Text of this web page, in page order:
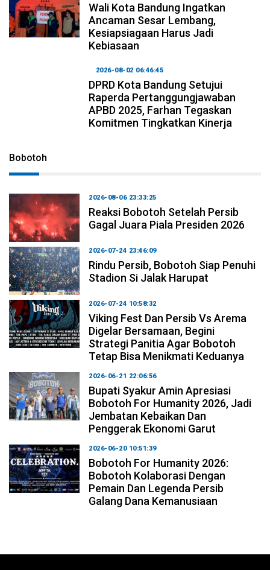
Wali Kota Bandung Ingatkan
Ancaman Sesar Lembang,
Kesiapsiagaan Harus Jadi
Kebiasaan
2026-08-02 06:46:45
DPRD Kota Bandung Setujui
Raperda Pertanggungjawaban
APBD 2025, Farhan Tegaskan
Komitmen Tingkatkan Kinerja
Bobotoh
2026-08-06 23:33:25
Reaksi Bobotoh Setelah Persib
Gagal Juara Piala Presiden 2026
2026-07-24 23:46:09
Rindu Persib, Bobotoh Siap Penuhi
Stadion Si Jalak Harupat
2026-07-24 10:58:32
Viking Fest Dan Persib Vs Arema
Digelar Bersamaan, Begini
Strategi Panitia Agar Bobotoh
Tetap Bisa Menikmati Keduanya
2026-06-21 22:06:56
Bupati Syakur Amin Apresiasi
Bobotoh For Humanity 2026, Jadi
Jembatan Kebaikan Dan
Penggerak Ekonomi Garut
2026-06-20 10:51:39
Bobotoh For Humanity 2026:
Bobotoh Kolaborasi Dengan
Pemain Dan Legenda Persib
Galang Dana Kemanusiaan